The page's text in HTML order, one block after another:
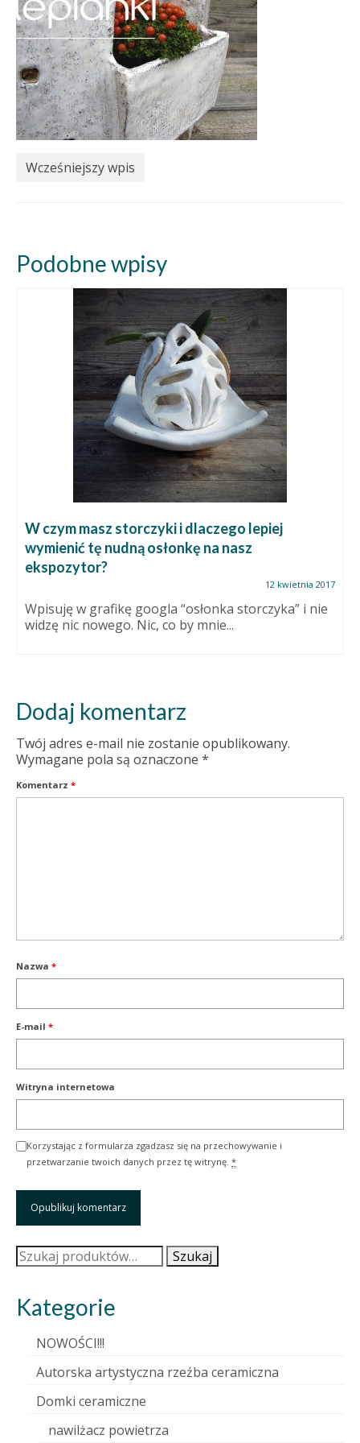
Wcześniejszy wpis
Podobne wpisy
W czym masz storczyki i dlaczego lepiej
wymienić tę nudną osłonkę na nasz
ekspozytor?
12 kwietnia 2017
Wpisuję w grafikę googla “osłonka storczyka” i nie
widzę nic nowego. Nic, co by mnie...
Dodaj komentarz
Twój adres e-mail nie zostanie opublikowany.
Wymagane pola są oznaczone *
Komentarz *
Nazwa *
E-mail *
Witryna internetowa
Korzystając z formularza zgadzasz się na przechowywanie i
przetwarzanie twoich danych przez tę witrynę. *
Szukaj: Szukaj
Kategorie
NOWOŚCI!!!
Autorska artystyczna rzeźba ceramiczna
Domki ceramiczne
nawilżacz powietrza